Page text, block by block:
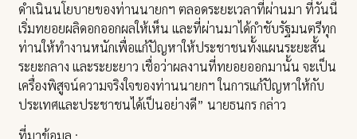
ดำเนินนโยบายของท่านนายกฯ ตลอดระยะเวลาที่ผ่านมา ที่วันนี้
เริ่มทยอยผลิดอกออกผลให้เห็น และที่ผ่านมาได้กำชับรัฐมนตรีทุก
ท่านให้ทำงานหนักเพื่อแก้ปัญหาให้ประชาชนทั้งแผนระยะสั้น
ระยะกลาง และระยะยาว เชื่อว่าผลงานที่ทยอยออกมานั้น จะเป็น
เครื่องพิสูจน์ความจริงใจของท่านนายกฯ ในการแก้ปัญหาให้กับ
ประเทศและประชาชนได้เป็นอย่างดี” นายธนกร กล่าว
ที่มาข้อมูล :